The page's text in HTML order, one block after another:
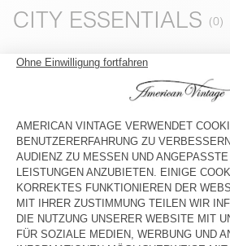
CITY ESSENTIALS
Filtern & Sortieren